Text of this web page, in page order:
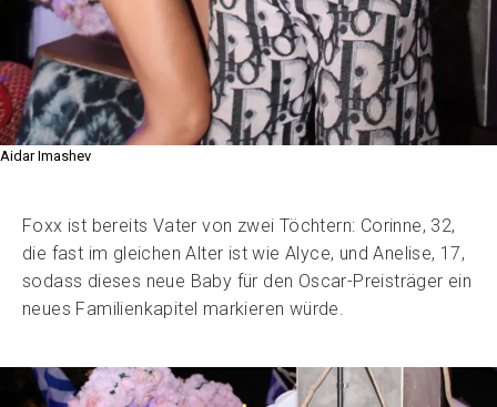
Aidar Imashev
Foxx ist bereits Vater von zwei Töchtern: Corinne, 32,
die fast im gleichen Alter ist wie Alyce, und Anelise, 17,
sodass dieses neue Baby für den Oscar-Preisträger ein
neues Familienkapitel markieren würde.